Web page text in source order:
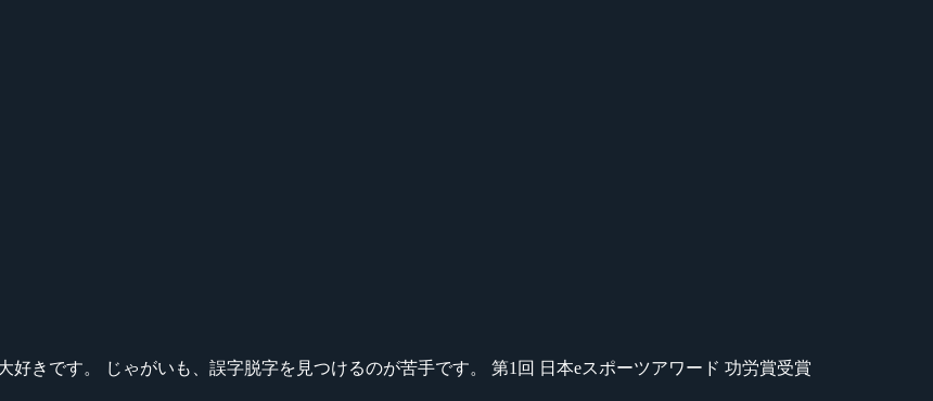
好きです。 じゃがいも、誤字脱字を見つけるのが苦手です。 第1回 日本eスポーツアワード 功労賞受賞